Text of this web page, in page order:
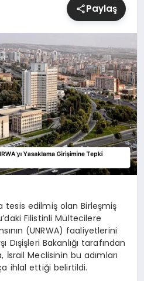
Paylaş
tesis edilmiş olan Birleşmiş
Filistinli Mültecilere
(UNRWA) faaliyetlerini
Bakanlığı tarafından
İsrail Meclisinin bu adımları
ihlal ettiği belirtildi.